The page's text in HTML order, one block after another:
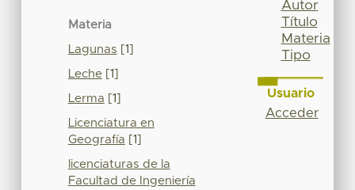
Materia
Lagunas [1]
Leche[1]
Lerma [1]
Licenciatura en
Geografía [1]
licenciaturas de la
Facultad de Ingeniería
Autor
Título
Materia
Tipo
Usuario
Acceder